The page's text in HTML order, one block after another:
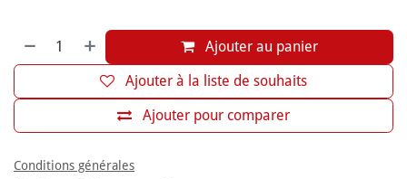
Ajouter au panier
Ajouter pour comparer
Ajouter à la liste de souhaits
Conditions générales